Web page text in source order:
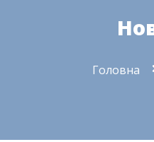
Головна